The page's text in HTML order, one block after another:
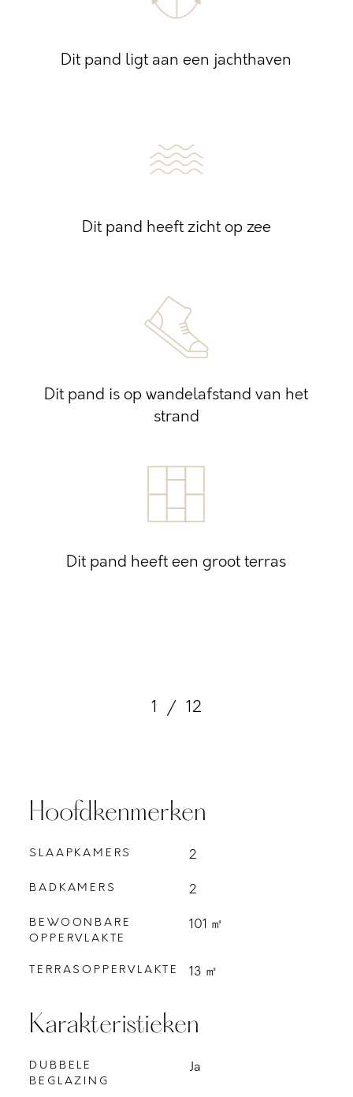
Dit pand ligt aan een jachthaven
Dit pand heeft zicht op zee
Dit pand is op wandelafstand van het
strand
Dit pand heeft een groot terras
1 / 12
Hoofdkenmerken
SLAAPKAMERS 2
BADKAMERS 2
BEWOONBARE
OPPERVLAKTE
101 ㎡
TERRASOPPERVLAKTE 13 ㎡
Karakteristieken
DUBBELE
BEGLAZING
Ja